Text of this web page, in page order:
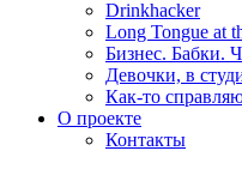
Drinkhacker
Long Tongue at
Бизнес. Бабки.
Девочки, в
Как-то
О проекте
Контакты